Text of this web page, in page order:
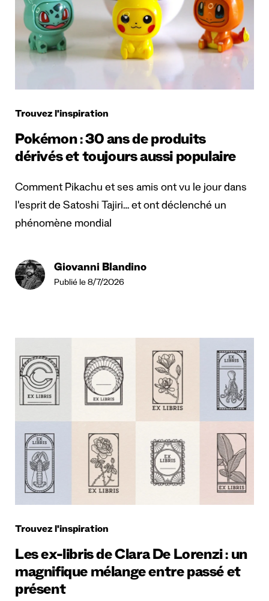
Trouvez l'inspiration
Pokémon : 30 ans de produits
dérivés et toujours aussi populaire
Comment Pikachu et ses amis ont vu le jour dans
l'esprit de Satoshi Tajiri… et ont déclenché un
phénomène mondial
Giovanni Blandino
Publié le 8/7/2026
Trouvez l'inspiration
Les ex-libris de Clara De Lorenzi : un
magnifique mélange entre passé et
présent